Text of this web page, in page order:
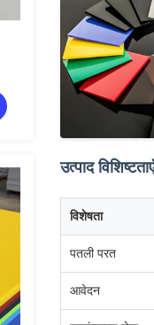
उत्पाद
विशेषता
पतली परत
आवेदन